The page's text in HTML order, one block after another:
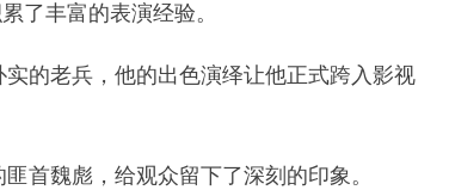
了丰富的表演经验。
的老兵，他的出色演绎让他正式跨入影视
首魏彪，给观众留下了深刻的印象。